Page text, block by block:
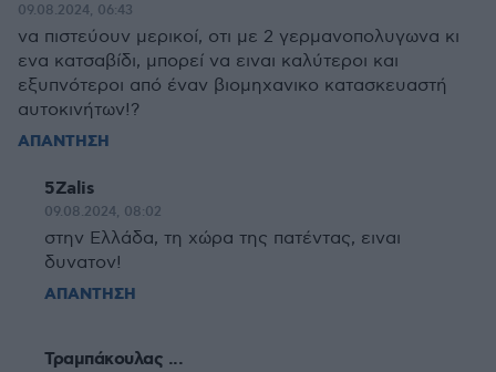
09.08.2024, 06:43
να πιστεύουν μερικοί, οτι με 2 γερμανοπολυγωνα κι
ενα κατσαβίδι, μπορεί να ειναι καλύτεροι και
εξυπνότεροι από έναν βιομηχανικο κατασκευαστή
αυτοκινήτων!?
ΑΠΑΝΤΗΣΗ
5Zalis
09.08.2024, 08:02
στην Ελλάδα, τη χώρα της πατέντας, ειναι
δυνατον!
ΑΠΑΝΤΗΣΗ
Τραμπάκουλας ...